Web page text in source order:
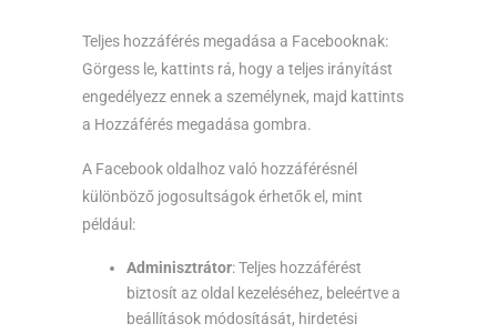
Teljes hozzáférés megadása a Facebooknak:
Görgess le, kattints rá, hogy a teljes irányítást
engedélyezz ennek a személynek, majd kattints
a Hozzáférés megadása gombra.
A Facebook oldalhoz való hozzáférésnél
különböző jogosultságok érhetők el, mint
például:
Adminisztrátor: Teljes hozzáférést
biztosít az oldal kezeléséhez, beleértve a
beállítások módosítását, hirdetési